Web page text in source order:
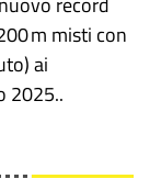
m misti con
ai
2025..